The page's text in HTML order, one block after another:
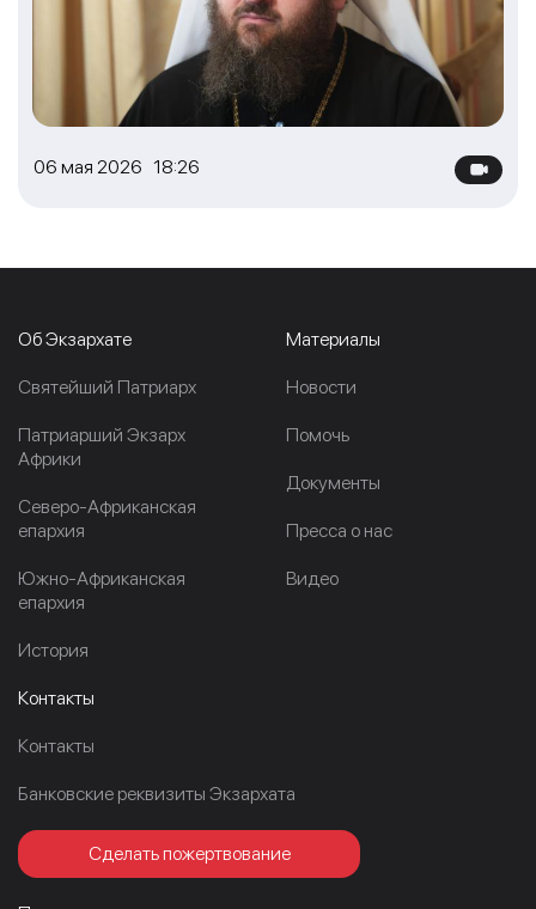
06 мая 2026 18:26
Об Экзархате
Cвятейший Патриарх
Патриарший Экзарх
Африки
Северо-Африканская
епархия
Южно-Африканская
епархия
История
Материалы
Новости
Помочь
Документы
Пресса о нас
Видео
Контакты
Контакты
Банковские реквизиты Экзархата
Сделать пожертвование